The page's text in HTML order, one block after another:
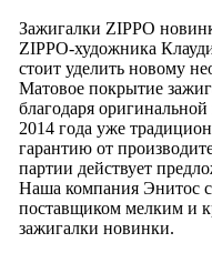
Зажигалки ZIPPO
ZIPPO-художника
стоит уделить новому
Матовое покрытие
благодаря
2014 года уже
гарантию от
партии действует
Наша компания Энитос
поставщиком мелким и
зажигалки новинки.